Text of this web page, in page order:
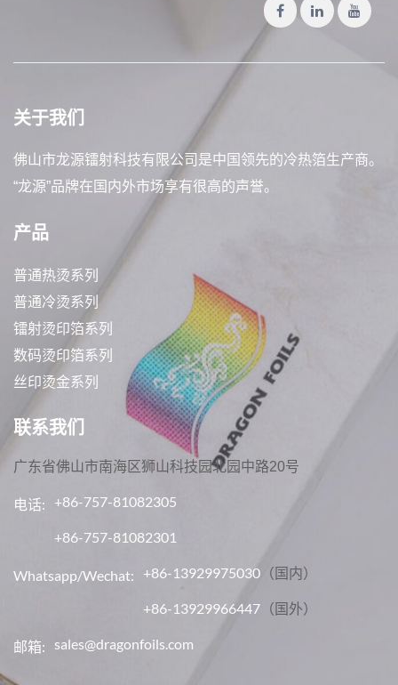
关于我们
佛山市龙源镭射科技有限公司是中国领先的冷热箔生产商。
“龙源”品牌在国内外市场享有很高的声誉。
产品
普通热烫系列
普通冷烫系列
镭射烫印箔系列
数码烫印箔系列
丝印烫金系列
联系我们
广东省佛山市南海区狮山科技园北园中路20号
电话: +86-757-81082305
+86-757-81082301
Whatsapp/Wechat: +86-13929975030 （国内）
+86-13929966447 （国外）
邮箱: sales@dragonfoils.com